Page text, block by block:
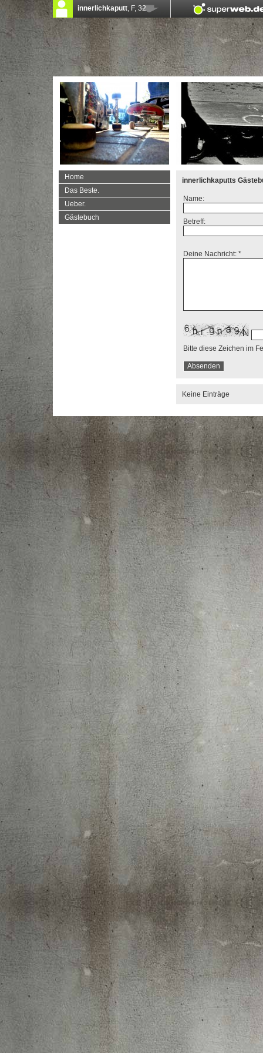
Home
Das Beste.
Ueber.
Gästebuch
innerlichkaputts
Name:
Betreff:
Deine Nachricht: *
Bitte diese Zeichen im
Keine Einträge